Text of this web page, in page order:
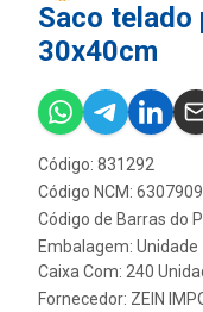
Saco telado
30x40cm
Código: 831292
Código NCM:
Código de Barras do
Embalagem: Unidade
Caixa Com: 240
Fornecedor: ZEIN